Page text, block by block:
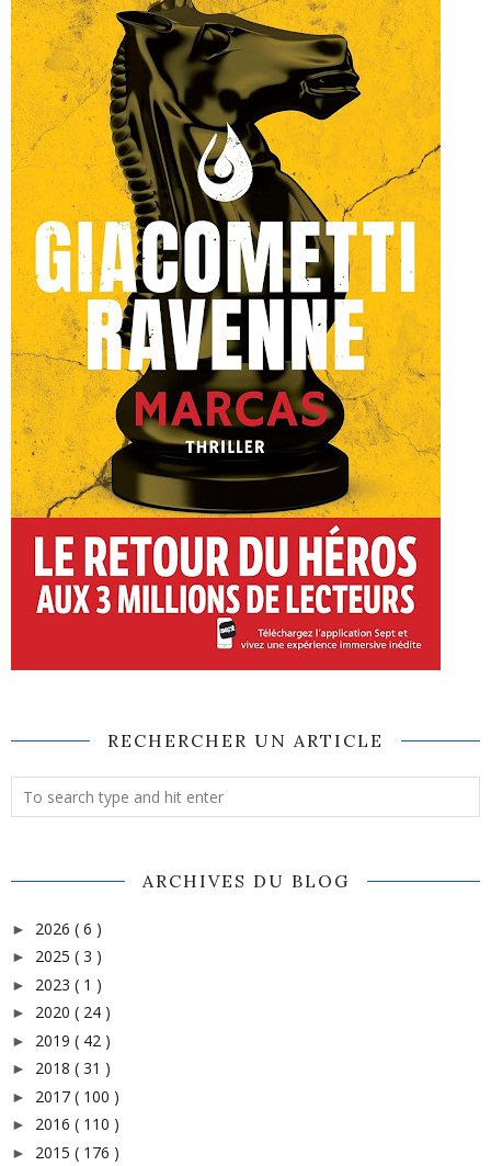
RECHERCHER UN ARTICLE
ARCHIVES DU BLOG
► 2026 ( 6 )
► 2025 ( 3 )
► 2023 ( 1 )
► 2020 ( 24 )
► 2019 ( 42 )
► 2018 ( 31 )
► 2017 ( 100 )
► 2016 ( 110 )
► 2015 ( 176 )